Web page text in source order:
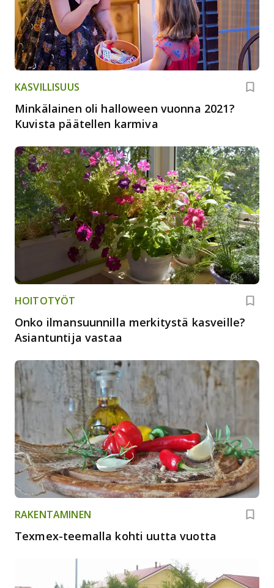
KASVILLISUUS
Minkälainen oli halloween vuonna 2021?
Kuvista päätellen karmiva
HOITOTYÖT
Onko ilmansuunnilla merkitystä kasveille?
Asiantuntija vastaa
RAKENTAMINEN
Texmex-teemalla kohti uutta vuotta